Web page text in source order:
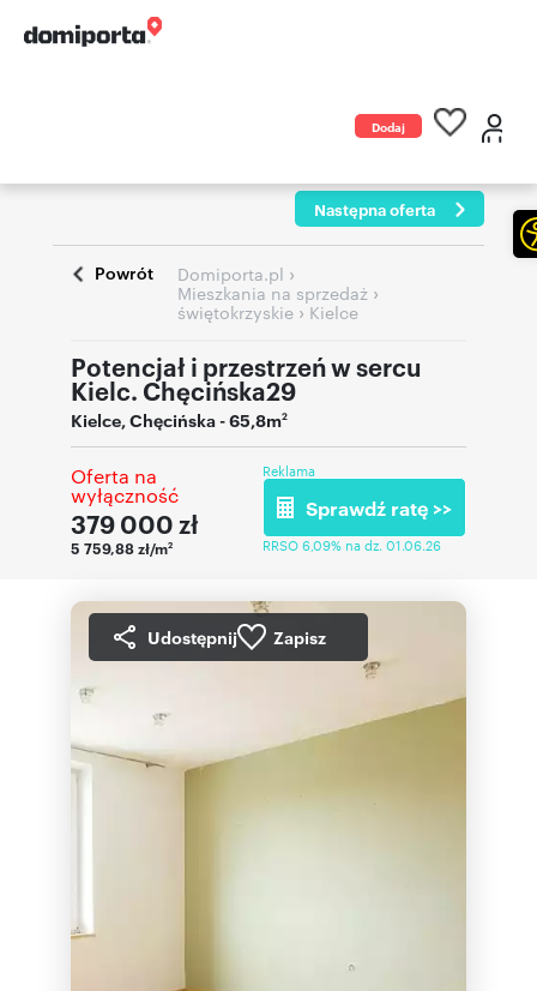
Dodaj
Następna oferta
Powrót Domiporta.pl ›
Mieszkania na sprzedaż ›
świętokrzyskie ›Kielce
Potencjał i przestrzeń w sercu
Kielc. Chęcińska29
Kielce,Chęcińska- 65,8m2
Oferta na
wyłączność
379 000 zł
5 759,88 zł/m2
Reklama
Sprawdź ratę >>
RRSO 6,09% na dz. 01.06.26
Udostępnij Zapisz